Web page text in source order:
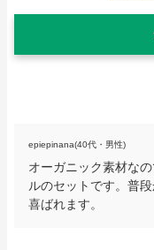
epiepinana(40代・男性)
オーガニック素材な
ルのセットです。普
喜ばれます。